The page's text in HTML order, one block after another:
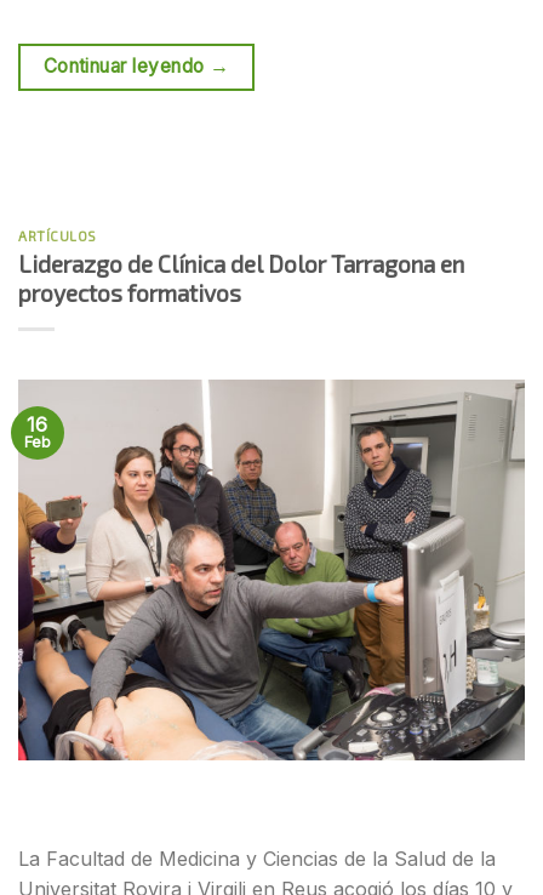
Continuar leyendo →
ARTÍCULOS
Liderazgo de Clínica del Dolor Tarragona en
proyectos formativos
16
Feb
La Facultad de Medicina y Ciencias de la Salud de la
Universitat Rovira i Virgili en Reus acogió los días 10 y